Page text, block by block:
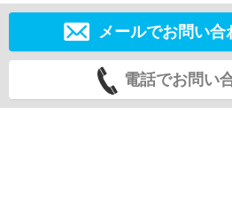
メールでお問い合
電話でお問い